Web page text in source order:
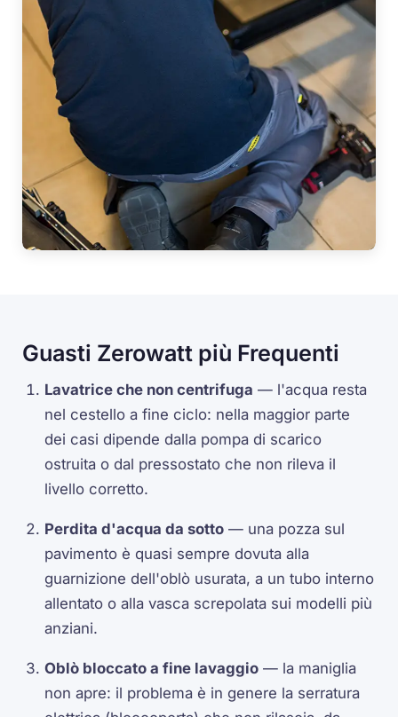
Guasti Zerowatt più Frequenti
Lavatrice che non centrifuga — l'acqua resta
nel cestello a fine ciclo: nella maggior parte
dei casi dipende dalla pompa di scarico
ostruita o dal pressostato che non rileva il
livello corretto.
Perdita d'acqua da sotto — una pozza sul
pavimento è quasi sempre dovuta alla
guarnizione dell'oblò usurata, a un tubo interno
allentato o alla vasca screpolata sui modelli più
anziani.
Oblò bloccato a fine lavaggio — la maniglia
non apre: il problema è in genere la serratura